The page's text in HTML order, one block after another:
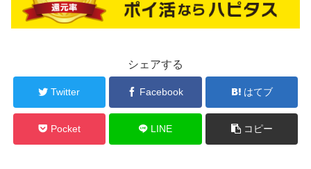
シェアする
Twitter Facebook はてブ
Pocket LINE コピー